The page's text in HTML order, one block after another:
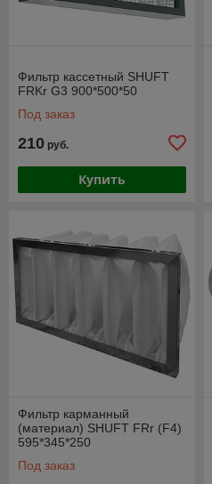
Фильтр кассетный SHUFT
FRKr G3 900*500*50
Под заказ
210 руб.
Купить
Фильтр карманный
(материал) SHUFT FRr (F4)
595*345*250
Под заказ